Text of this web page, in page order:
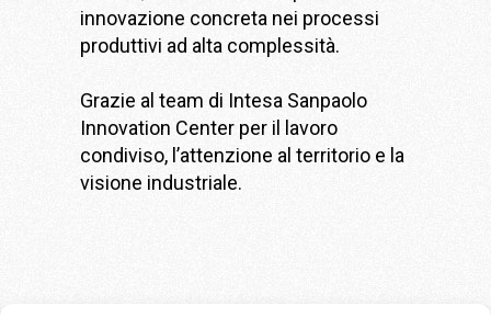
innovazione concreta nei processi
produttivi ad alta complessità.
Grazie al team di Intesa Sanpaolo
Innovation Center per il lavoro
condiviso, l’attenzione al territorio e la
visione industriale.